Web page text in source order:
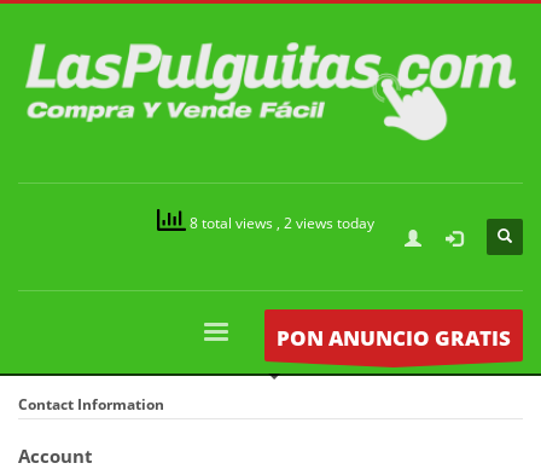
8 total views , 2 views today
PON ANUNCIO GRATIS
Contact Information
Account